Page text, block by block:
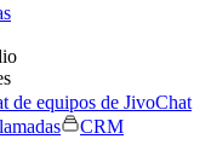
de equipos de JivoChat
CRM